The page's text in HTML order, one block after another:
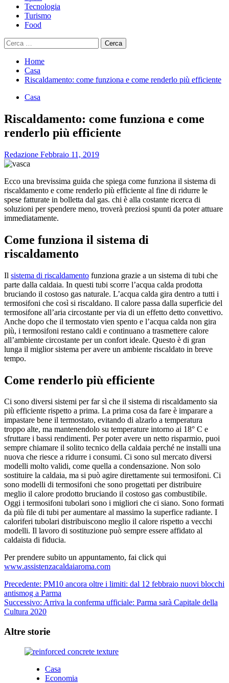
Tecnologia
Turismo
Food
Ricerca
per:
Home
Casa
Riscaldamento: come funziona e come renderlo più efficiente
Casa
Riscaldamento: come funziona e come
renderlo più efficiente
Redazione Febbraio 11, 2019
Ecco una brevissima guida che spiega come funziona il sistema di
riscaldamento e come renderlo più efficiente al fine di ridurre le
spese fatturate in bolletta dal gas. chi è alla costante ricerca di
soluzioni per spendere meno, troverà preziosi spunti da poter attuare
immediatamente.
Come funziona il sistema di
riscaldamento
Il sistema di riscaldamento funziona grazie a un sistema di tubi che
parte dalla caldaia. In questi tubi scorre l’acqua calda prodotta
bruciando il costoso gas naturale. L’acqua calda gira dentro a tutti i
termosifoni che così si riscaldano. Il calore passa dalla superficie del
termosifone all’aria circostante per via di un effetto detto convettivo.
Anche dopo che il termostato vien spento e l’acqua calda non gira
più, i termosifoni restano caldi e continuano a trasmettere calore
all’ambiente circostante per un confort ideale. Questo è di gran
lunga il miglior sistema per avere un ambiente riscaldato in breve
tempo.
Come renderlo più efficiente
Ci sono diversi sistemi per far sì che il sistema di riscaldamento sia
più efficiente rispetto a prima. La prima cosa da fare è imparare a
impastare bene il termostato, evitando di alzarlo a temperatura
troppo alte, ma mantenendolo su temperature intorno ai 18° C e
sfruttare i bassi rendimenti. Per poter avere un netto risparmio, puoi
sempre chiamare il solito tecnico della caldaia perché ne installi una
nuova che riesce a ridurre i consumi. Ci sono sul mercato diversi
modelli molto validi, come quella a condensazione. Non solo
sostituire la caldaia, ma si può agire direttamente sui termosifoni. Ci
sono modelli di termosifoni che sono progettati per distribuire
meglio il calore prodotto bruciando il costoso gas combustibile.
Oggi i termosifoni tubolari sono i migliori che ci siano. Sono formati
da più file di tubi per aumentare al massimo la superfice radiante. I
caloriferi tubolari distribuiscono meglio il calore rispetto a vecchi
modelli. Il lavoro di sostituzione può sempre essere affidato al
caldaista di fiducia.
Per prendere subito un appuntamento, fai click qui
www.assistenzacaldaiaroma.com
Navigazione
articolo
Precedente: PM10 ancora oltre i limiti: dal 12 febbraio nuovi blocchi
antismog a Parma
Successivo: Arriva la conferma ufficiale: Parma sarà Capitale della
Cultura 2020
Altre storie
Casa
Economia